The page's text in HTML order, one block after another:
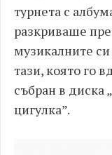
турнета с
разкриваше
музикалните си
тази, която го
събран в диска
цигулка”.